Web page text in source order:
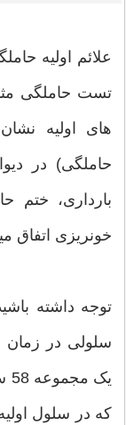
علائم اولیه
تست حاملگی
های اولیه
حاملگی) در
بارداری، ختم
خونریزی اتفاق
توجه داشته
سلولی در زمان
که در سلول